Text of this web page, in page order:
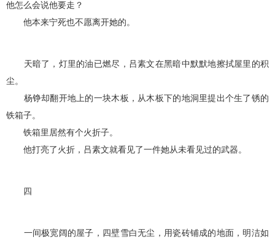
他怎么会说他要走？
他本来宁死也不愿离开她的。
天暗了，灯里的油已燃尽，吕素文在黑暗中默默地擦拭屋里的积
尘。
杨铮却翻开地上的一块木板，从木板下的地洞里提出个生了锈的
铁箱子。
铁箱里居然有个火折子。
他打亮了火折，吕素文就看见了一件她从未看见过的武器。
四
一间极宽阔的屋子，四壁雪白无尘，用瓷砖铺成的地面，明洁如